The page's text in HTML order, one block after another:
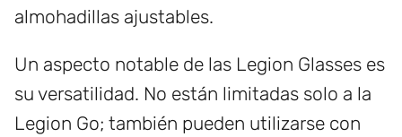
almohadillas ajustables.
Un aspecto notable de las Legion Glasses es
su versatilidad. No están limitadas solo a la
Legion Go; también pueden utilizarse con